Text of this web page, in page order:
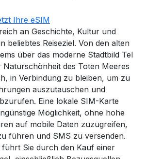
Ihre eSIM
an Geschichte, Kultur und
beliebtes Reiseziel. Von den alten
über das moderne Stadtbild Tel
Naturschönheit des Toten Meeres
in Verbindung zu bleiben, um zu
auszutauschen und
Eine lokale SIM-Karte
Möglichkeit, ohne hohe
auf mobile Daten zuzugreifen,
führen und SMS zu versenden.
führt Sie durch den Kauf einer